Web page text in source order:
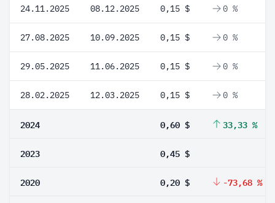
24.11.2025 08.12.2025 0,15 $ 0 %
27.08.2025 10.09.2025 0,15 $ 0 %
29.05.2025 11.06.2025 0,15 $ 0 %
28.02.2025 12.03.2025 0,15 $ 0 %
2024 0,60 $ 33,33 %
2023 0,45 $
2020 0,20 $ -73,68 %